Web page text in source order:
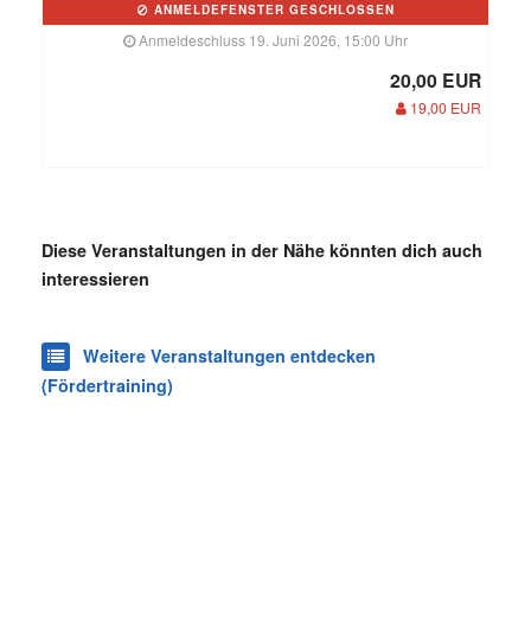
ANMELDEFENSTER GESCHLOSSEN
Anmeldeschluss 19. Juni 2026, 15:00 Uhr
20,00 EUR
19,00 EUR
Diese Veranstaltungen in der Nähe könnten dich auch
interessieren
Weitere Veranstaltungen entdecken
(Fördertraining)